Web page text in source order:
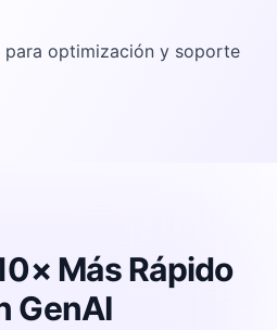
para optimización y soporte
Más Rápido
GenAI